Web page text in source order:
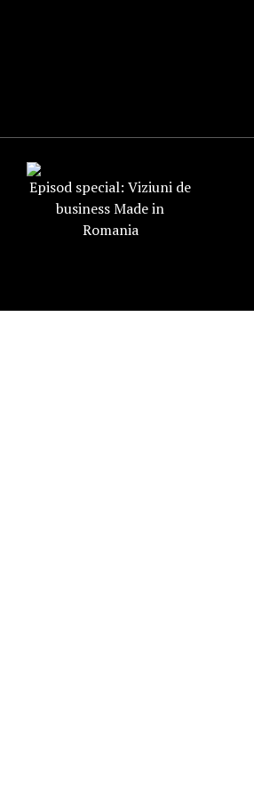
Episod special: Viziuni de
business Made in
Romania